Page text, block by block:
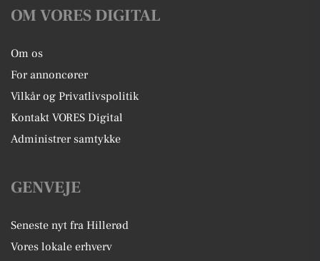
OM VORES DIGITAL
Om os
For annoncører
Vilkår og Privatlivspolitik
Kontakt VORES Digital
Administrer samtykke
GENVEJE
Seneste nyt fra Hillerød
Vores lokale erhverv